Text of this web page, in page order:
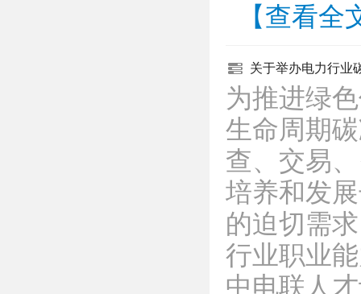
【查看全
关于举办电力行业
为推进绿
生命周期
查、交易
培养和发
的迫切需
行业职业
中电联人